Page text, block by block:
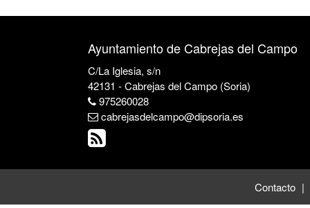
Ayuntamiento de Cabrejas del Campo
C/La Iglesia, s/n
42131 - Cabrejas del Campo (Soria)
975260028
cabrejasdelcampo@dipsoria.es
Contacto